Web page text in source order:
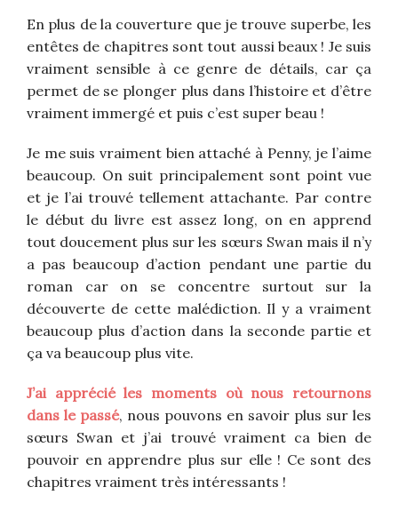
En plus de la couverture que je trouve superbe, les
entêtes de chapitres sont tout aussi beaux ! Je suis
vraiment sensible à ce genre de détails, car ça
permet de se plonger plus dans l’histoire et d’être
vraiment immergé et puis c’est super beau !
Je me suis vraiment bien attaché à Penny, je l’aime
beaucoup. On suit principalement sont point vue
et je l’ai trouvé tellement attachante. Par contre
le début du livre est assez long, on en apprend
tout doucement plus sur les sœurs Swan mais il n’y
a pas beaucoup d’action pendant une partie du
roman car on se concentre surtout sur la
découverte de cette malédiction. Il y a vraiment
beaucoup plus d’action dans la seconde partie et
ça va beaucoup plus vite.
J’ai apprécié les moments où nous retournons
dans le passé, nous pouvons en savoir plus sur les
sœurs Swan et j’ai trouvé vraiment ca bien de
pouvoir en apprendre plus sur elle ! Ce sont des
chapitres vraiment très intéressants !